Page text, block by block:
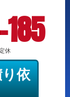
休
依